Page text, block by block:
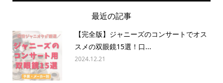
最近の記事
【完全版】ジャニーズのコンサートでオス
スメの双眼鏡15選！口...
2024.12.21